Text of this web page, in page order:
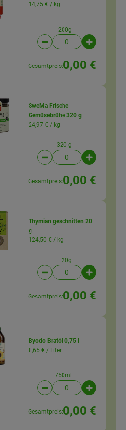
14,75 € / kg
200g
Artikelanzahl
Gesamtpreis:0,00 €
SweMa Frische
Gemüsebrühe 320 g
24,97 € / kg
320 g
Artikelanzahl
Gesamtpreis:0,00 €
Thymian geschnitten 20
g
124,50 € / kg
20g
Artikelanzahl
Gesamtpreis:0,00 €
Byodo Bratöl 0,75 l
8,65 € / Liter
750ml
Artikelanzahl
Gesamtpreis:0,00 €